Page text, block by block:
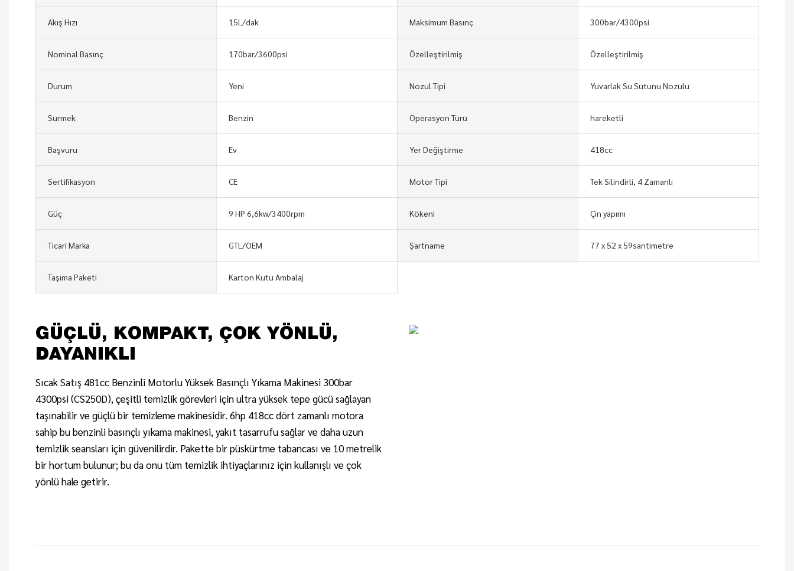
Akış Hızı 15L/dak Maksimum Basınç 300bar/4300psi
Nominal Basınç 170bar/3600psi Özelleştirilmiş Özelleştirilmiş
Durum Yeni Nozul Tipi Yuvarlak Su Sütunu Nozulu
Sürmek Benzin Operasyon Türü hareketli
Başvuru Ev Yer Değiştirme 418cc
Sertifikasyon CE Motor Tipi Tek Silindirli, 4 Zamanlı
Güç 9 HP 6,6kw/3400rpm Kökeni Çin yapımı
Ticari Marka GTL/OEM Şartname 77 x 52 x 59santimetre
Taşıma Paketi Karton Kutu Ambalaj
GÜÇLÜ, KOMPAKT, ÇOK YÖNLÜ,
DAYANIKLI
Sıcak Satış 481cc Benzinli Motorlu Yüksek Basınçlı Yıkama Makinesi 300bar
4300psi (CS250D), çeşitli temizlik görevleri için ultra yüksek tepe gücü sağlayan
taşınabilir ve güçlü bir temizleme makinesidir. 6hp 418cc dört zamanlı motora
sahip bu benzinli basınçlı yıkama makinesi, yakıt tasarrufu sağlar ve daha uzun
temizlik seansları için güvenilirdir. Pakette bir püskürtme tabancası ve 10 metrelik
bir hortum bulunur; bu da onu tüm temizlik ihtiyaçlarınız için kullanışlı ve çok
yönlü hale getirir.